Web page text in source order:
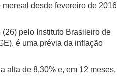
desde fevereiro de 2016
pelo Instituto Brasileiro de
é uma prévia da inflação
alta de 8,30% e, em 12 meses,